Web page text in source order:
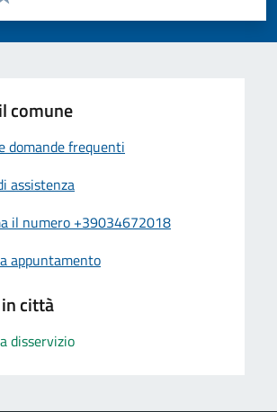
5 stelle su 5
4 stelle su 5
su 5
su 5
5
comune
domande frequenti
assistenza
il numero +39034672018
appuntamento
città
disservizio